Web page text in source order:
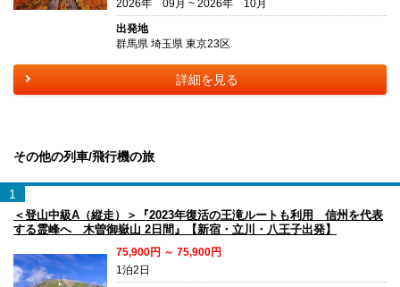
2026年 09月 ~ 2026年 10月
出発地
群馬県 埼玉県 東京23区
詳細を見る
その他の列車/飛行機の旅
1
＜登山中級A（縦走）＞『2023年復活の王滝ルートも利用 信州を代表
する霊峰へ 木曽御嶽山 2日間』【新宿・立川・八王子出発】
75,900円 ～ 75,900円
1泊2日